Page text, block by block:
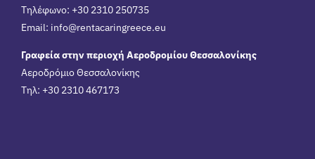
Τηλέφωνο: +30 2310 250735
Email: info@rentacaringreece.eu
Γραφεία στην περιοχή Αεροδρομίου Θεσσαλονίκης
Αεροδρόμιο Θεσσαλονίκης
Τηλ: +30 2310 467173